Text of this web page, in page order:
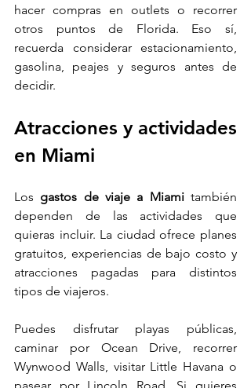
hacer compras en outlets o recorrer
otros puntos de Florida. Eso sí,
recuerda considerar estacionamiento,
gasolina, peajes y seguros antes de
decidir.
Atracciones y actividades
en Miami
Los gastos de viaje a Miami también
dependen de las actividades que
quieras incluir. La ciudad ofrece planes
gratuitos, experiencias de bajo costo y
atracciones pagadas para distintos
tipos de viajeros.
Puedes disfrutar playas públicas,
caminar por Ocean Drive, recorrer
Wynwood Walls, visitar Little Havana o